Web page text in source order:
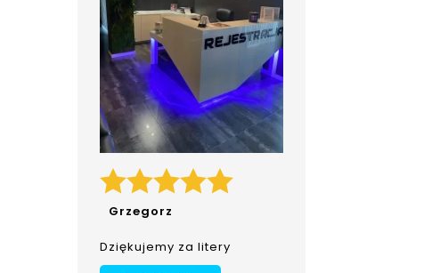
Grzegorz
Dziękujemy za litery